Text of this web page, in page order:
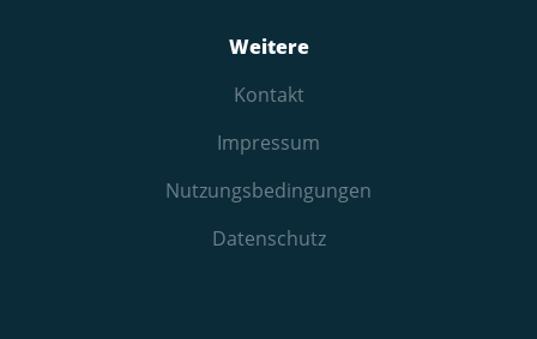
Weitere
Kontakt
Impressum
Nutzungs­bedingungen
Datenschutz